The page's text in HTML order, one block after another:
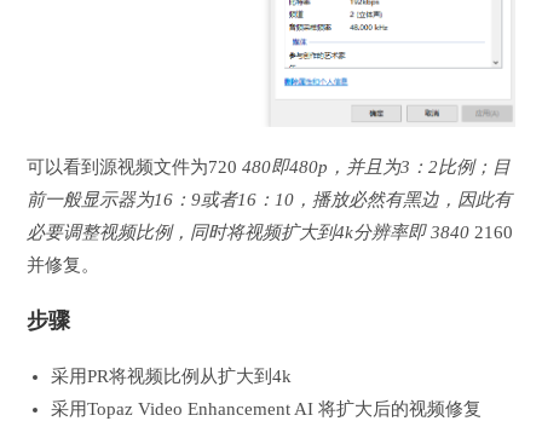
可以看到源视频文件为720480即480p，并且为3：2比例；目
前一般显示器为16：9或者16：10，播放必然有黑边，因此有
必要调整视频比例，同时将视频扩大到4k分辨率即 38402160
并修复。
步骤
采用PR将视频比例从扩大到4k
采用Topaz Video Enhancement AI 将扩大后的视频修复